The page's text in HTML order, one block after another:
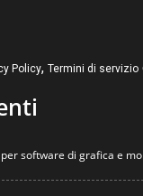
Policy, Termini di servizio
software di grafica e